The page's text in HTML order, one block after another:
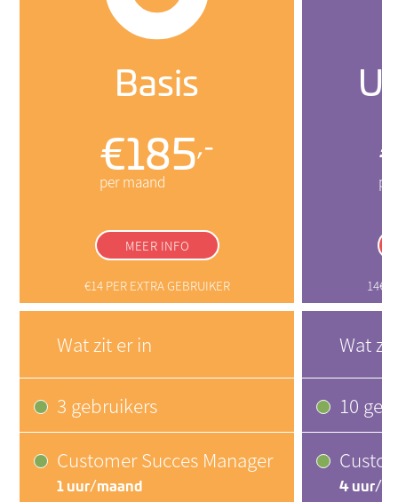
Basis
185,-
MEER INFO
€14 PER EXTRA GEBRUIKER
Wat zit er in
3 gebruikers
Customer Succes Manager
1 uur/maand
14€
Wat
10
4 uur/